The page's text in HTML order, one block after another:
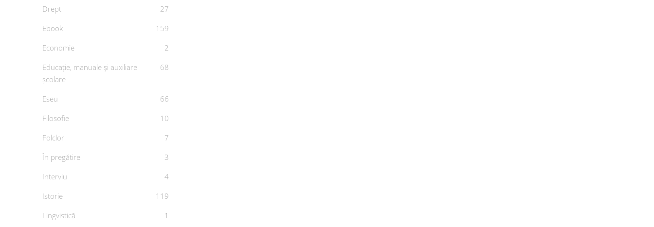
Drept
27
Ebook
159
Economie
2
Educație, manuale și auxiliare
școlare
68
Eseu
66
Filosofie
10
Folclor
7
În pregătire
3
Interviu
4
Istorie
119
Lingvistică
1